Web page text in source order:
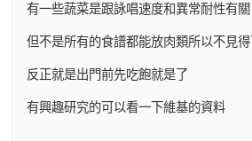
有一些蔬菜是跟詠唱速度和異常耐性有關
但不是所有的食譜都能放肉類所以不見
反正就是出門前先吃飽就是了
有興趣研究的可以看一下維基的資料